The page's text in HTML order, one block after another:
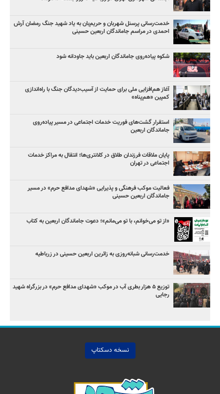
خدمت‌رسانی پرسنل شهربان و حریم‌بان به یاد شهید جنگ رمضان آرش
احمدی در مراسم جاماندگان اربعین حسینی
شکوه پیاده‌روی جاماندگان اربعین باید جاودانه شود
آغاز هم‌افزایی ملی برای حمایت از آسیب‌دیدگان جنگ با راه‌اندازی
کمپین «هم‌پناه»
استقرار گشت‌های فوریت خدمات اجتماعی در مسیر پیاده‌روی
جاماندگان اربعین
پایان ملاقات فرزندان طلاق در کلانتری‌ها؛ انتقال به مراکز خدمات
اجتماعی در تهران
فعالیت موکب فرهنگی و پذیرایی «شهدای مدافع حرم» در مسیر
جاماندگان اربعین حسینی
«از تو می‌خوانم، با تو می‌مانم»؛ دعوت جاماندگان اربعین به کتاب
خدمت‌رسانی شبانه‌روزی به زائرین اربعین حسینی در زرباطیه
توزیع ۵ هزار بطری آب در موکب «شهدای مدافع حرم» در بزرگراه شهید
رجایی
نسخه دسکتاپ